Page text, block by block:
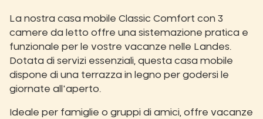
La nostra casa mobile Classic Comfort con 3
camere da letto offre una sistemazione pratica e
funzionale per le vostre vacanze nelle Landes.
Dotata di servizi essenziali, questa casa mobile
dispone di una terrazza in legno per godersi le
giornate all'aperto.
Ideale per famiglie o gruppi di amici, offre vacanze